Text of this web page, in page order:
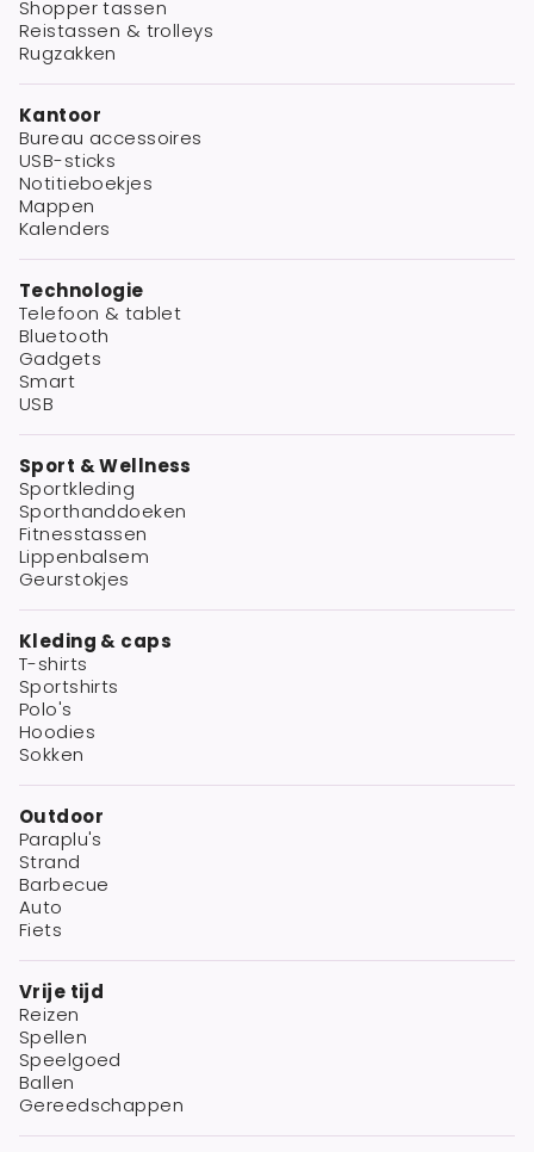
Shopper tassen
Reistassen & trolleys
Rugzakken
Kantoor
Bureau accessoires
USB-sticks
Notitieboekjes
Mappen
Kalenders
Technologie
Telefoon & tablet
Bluetooth
Gadgets
Smart
USB
Sport & Wellness
Sportkleding
Sporthanddoeken
Fitnesstassen
Lippenbalsem
Geurstokjes
Kleding & caps
T-shirts
Sportshirts
Polo's
Hoodies
Sokken
Outdoor
Paraplu's
Strand
Barbecue
Auto
Fiets
Vrije tijd
Reizen
Spellen
Speelgoed
Ballen
Gereedschappen